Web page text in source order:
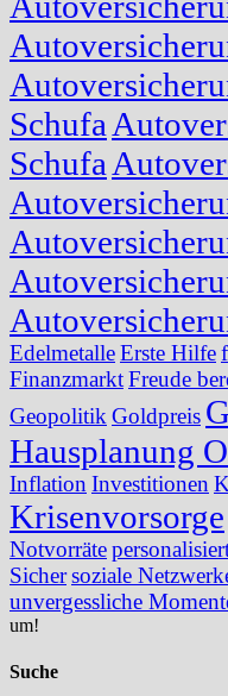
Schufa
Schufa
EdelmetalleErste Hilfe
FinanzmarktFreude
Geopolitik Goldpreis
Hausplanung
Inflation Investitionen
Krisenvorsorge
Notvorräte
Sichersoziale
unvergessliche
um!
Suche